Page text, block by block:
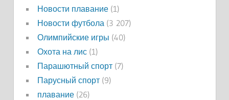
Новости плавание(1)
Новости футбола (3 207)
Олимпийские игры (40)
Охота на лис(1)
Парашютный спорт(7)
Парусный спорт(9)
плавание(26)